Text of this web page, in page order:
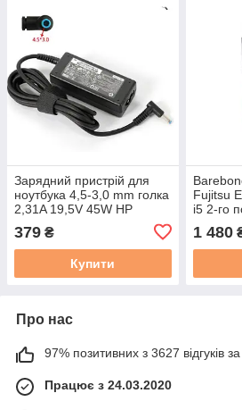
Зарядний пристрій для
ноутбука 4,5-3,0 mm голка
2,31A 19,5V 45W HP
RENEW
379 ₴
Купити
Fujitsu
i5 2-го
1 480
Про нас
97% позитивних з 3627 відгуків за
Працює з 24.03.2020